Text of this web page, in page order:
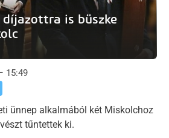
is büszke
15:49
ünnep alkalmából két Miskolchoz
tűntettek ki.